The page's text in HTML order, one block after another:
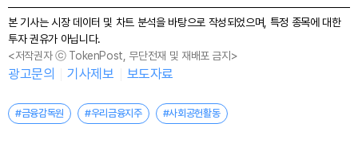
본 기사는 시장 데이터 및 차트 분석을 바탕으로 작성되었으며, 특정 종목에 대한
투자 권유가 아닙니다.
<저작권자 ⓒ TokenPost, 무단전재 및 재배포 금지>
광고문의 기사제보 보도자료
#금융감독원 #우리금융지주 #사회공헌활동